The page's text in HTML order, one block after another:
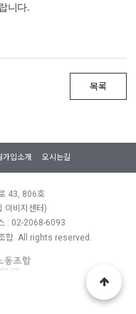
니다.
목록
가입소개 오시는길
43, 806호
이비지센터)
: 02-2068-6093
합. All rights reserved.